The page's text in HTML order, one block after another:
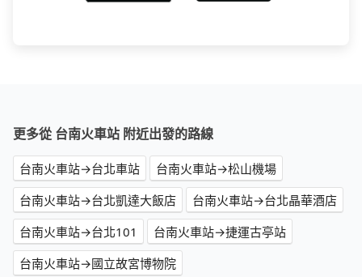
更多從 台南火車站 附近出發的路線
台南火車站→台北車站
台南火車站→松山機場
台南火車站→台北凱達大飯店
台南火車站→台北晶華酒店
台南火車站→台北101
台南火車站→捷運古亭站
台南火車站→國立故宮博物院